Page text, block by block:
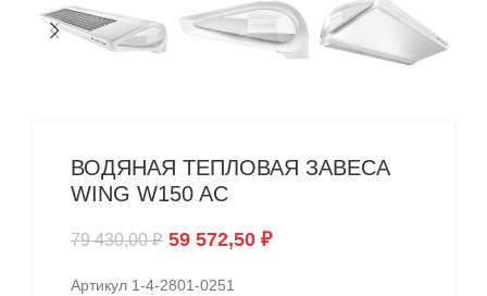
ВОДЯНАЯ ТЕПЛОВАЯ ЗАВЕСА
WING W150 AC
79 430,00₽ 59 572,50 ₽
Артикул 1-4-2801-0251